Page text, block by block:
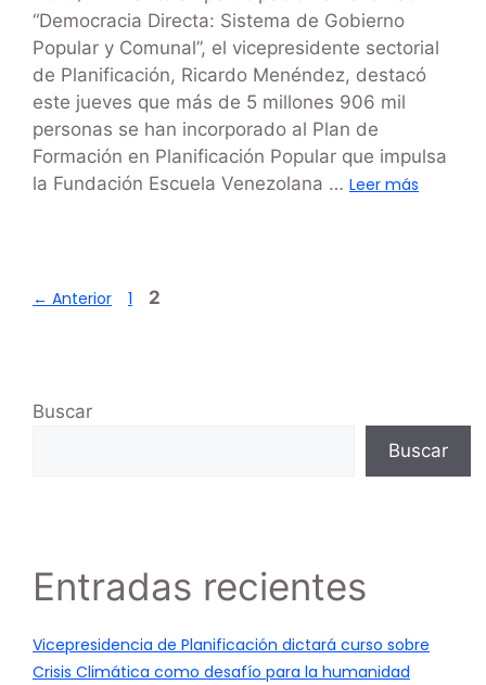
“Democracia Directa: Sistema de Gobierno
Popular y Comunal”, el vicepresidente sectorial
de Planificación, Ricardo Menéndez, destacó
este jueves que más de 5 millones 906 mil
personas se han incorporado al Plan de
Formación en Planificación Popular que impulsa
la Fundación Escuela Venezolana … Leer más
← Anterior 1 2
Buscar
Buscar
Entradas recientes
Vicepresidencia de Planificación dictará curso sobre
Crisis Climática como desafío para la humanidad